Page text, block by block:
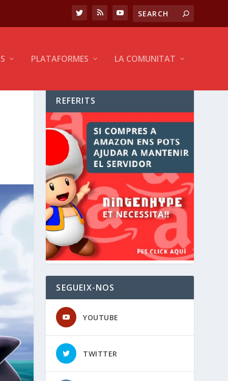
PLATAFORMES LA COMUNITAT
REFERITS
SEGUEIX-NOS
YOUTUBE
TWITTER